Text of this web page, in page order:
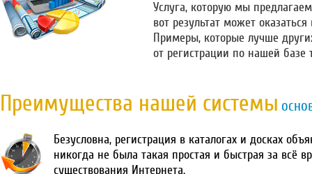
Услуга, которую мы
вот результат может
Примеры, которые лучше
от регистрации по нашей базе
Преимущества нашей системы
Безусловна, регистрация в каталогах и досках
никогда не была такая простая и быстрая за всё
существования Интернета.